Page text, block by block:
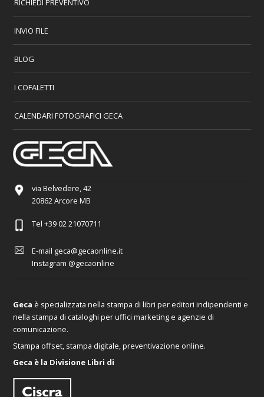
RICHIEDI PREVENTIVO
INVIO FILE
BLOG
I COFALETTI
CALENDARI FOTOGRAFICI GECA
via Belvedere, 42
20862 Arcore MB
Tel +39 02 21070711
E-mail geca@gecaonline.it
Instagram @gecaonline
Geca è specializzata nella stampa di libri per editori indipendenti e
nella stampa di cataloghi per uffici marketing e agenzie di
comunicazione.
Stampa offset, stampa digitale, preventivazione online.
Geca è la Divisione Libri di